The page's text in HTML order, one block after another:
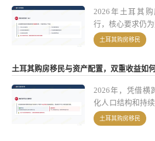
门槛；土耳其购
份，具备、全球
2026年土耳其
行，核心要求仍
元的房产并持有
同时还提供存款
入籍申请费用，
异，并提醒投资
助大家做好资金
土耳其购房移民
土耳其购房移民与资产配置，双重收益如何
2026年，凭借横
化人口结构和持
全球移民市场的
2018年推出、
土耳其购房移民